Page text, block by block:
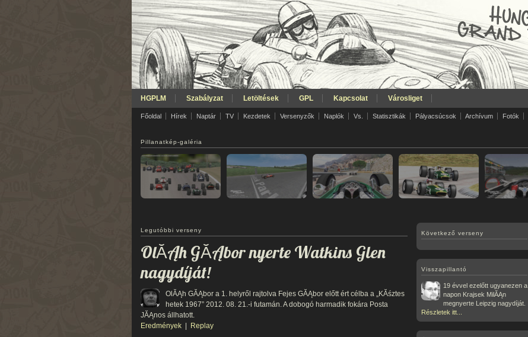
HGPLM Szabályzat Letöltések GPL Kapcsolat Városliget
Főoldal Hírek Naptár TV Kezdetek Versenyzők Naplók Vs. Statisztikák Pályacsúcsok Archívum Fotók
Pillanatkép-galéria
Következő verseny
Visszapillantó
19 évvel ezelőtt ugyanezen a
napon Krajsek MilĂĄn
megnyerte Leipzig nagydíját.
Részletek itt...
Legutóbbi verseny
OlĂĄh GĂĄbor nyerte Watkins Glen
nagydíját!
OlĂĄh GĂĄbor a 1. helyről rajtolva Fejes GĂĄbor előtt ért célba a „KĂśztes
hetek 1967” 2012. 08. 21.-i futamán. A dobogó harmadik fokára Posta
JĂĄnos állhatott.
Eredmények
Replay